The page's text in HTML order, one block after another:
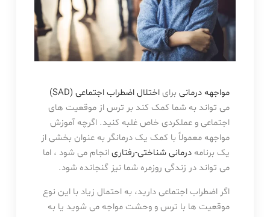
مواجهه درمانیبرای اختلال اضطراب اجتماعی (SAD)
می تواند به شما کمک کند بر ترس از موقعیت های
اجتماعی و عملکردی خاص غلبه کنید. اگرچه آموزش
مواجهه معمولاً با کمک یک درمانگر به عنوان بخشی از
یک برنامه درمانی شناختی-رفتاریانجام می شود ، اما
می تواند در زندگی روزمره شما نیز گنجانده شود.
اگر اضطراب اجتماعی دارید، به احتمال زیاد با این نوع
موقعیت ها با ترس و وحشت مواجه می شوید یا به